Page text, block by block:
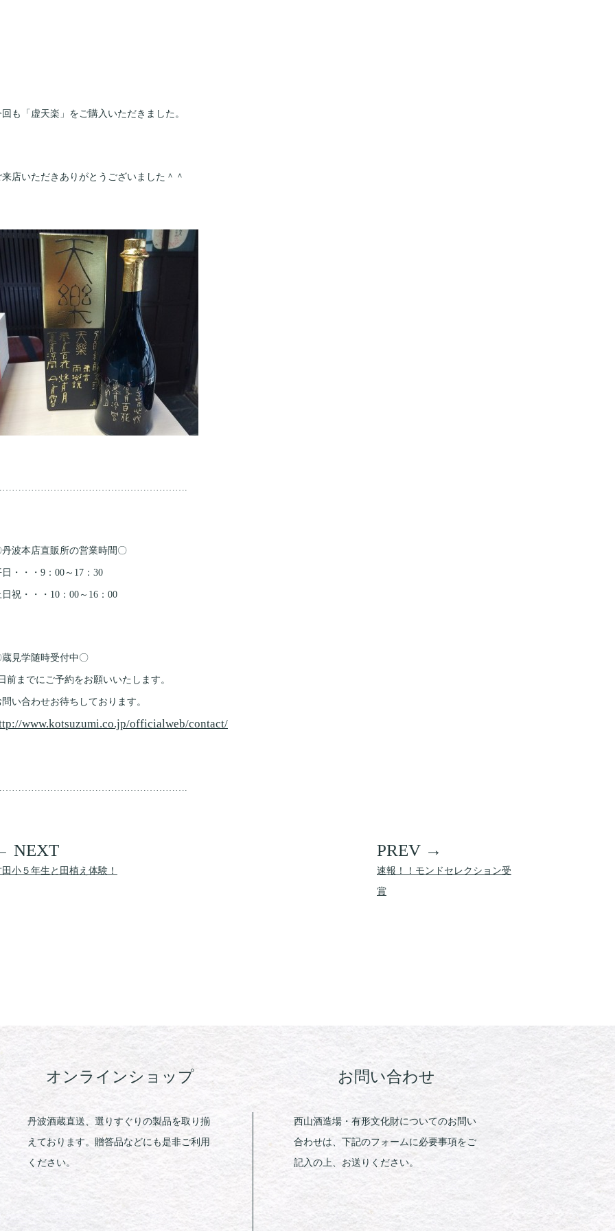
回も「虚天楽」をご購入いただきました。
来店いただきありがとうございました＾＾
………………………….
丹波本店直販所の営業時間〇
日・・・9：00～17：30
日祝・・・10：00～16：00
蔵見学随時受付中〇
前までにご予約をお願いいたします。
問い合わせお待ちしております。
www.kotsuzumi.co.jp/officialweb/contact/
………………………….
田小５年生と田植え体験！
速報！！モンドセレクション受
賞
オンラインショップ
丹波酒蔵直送、選りすぐりの製品を取り揃
えております。贈答品などにも是非ご利用
ください。
お問い合わせ
西山酒造場・有形文化財についてのお問い
合わせは、下記のフォームに必要事項をご
記入の上、お送りください。